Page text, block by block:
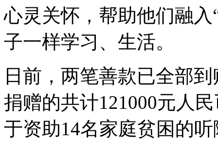
心灵关怀，帮助他们融
子一样学习、生活。
日前，两笔善款已全部
捐赠的共计121000元人
于资助14名家庭贫困的